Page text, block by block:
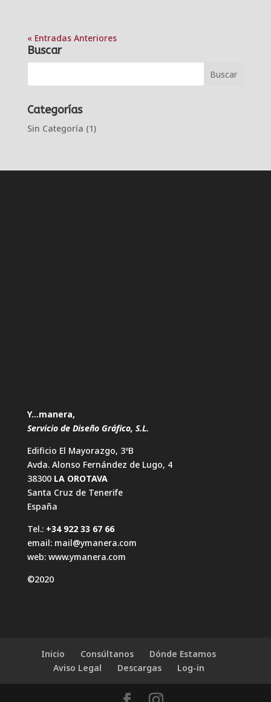
« Entradas Anteriores
Buscar
Categorías
Sin Categoría (1)
Y…manera,
Servicio de Diseño Gráfico, S.L.
Edificio El Mayorazgo, 3ºB
Avda. Alonso Fernández de Lugo, 4
38300 LA OROTAVA
Santa Cruz de Tenerife
España
Tel.: +34 922 33 67 66
email: mail@ymanera.com
web: www.ymanera.com
©2020
Inicio Consúltanos
Dónde Estamos
Aviso Legal
Descargas Log-in